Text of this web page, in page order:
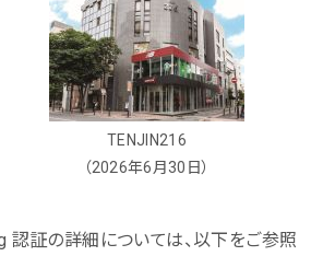
TENJIN216
（2026年6月30日）
証の詳細については、以下をご参照